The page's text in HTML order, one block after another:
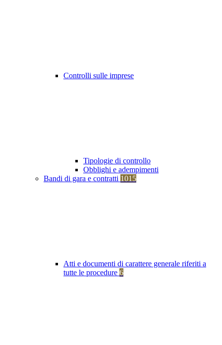
Controlli sulle imprese
Tipologie di controllo
Obblighi e adempimenti
Bandi di gara e contratti 1015
Atti e documenti di carattere generale riferiti a
tutte le procedure 6